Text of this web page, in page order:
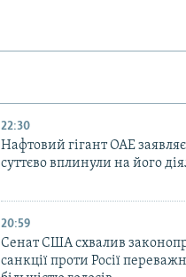
22:30
Нафтовий гігант ОАЕ
суттєво вплинули на його
20:59
Cенат США схвалив
санкції проти Росії